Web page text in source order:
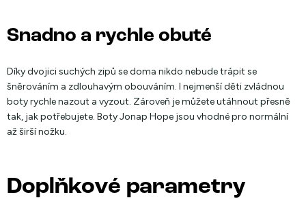
Snadno a rychle obuté
Díky dvojici suchých zipů se doma nikdo nebude trápit se
šněrováním a zdlouhavým obouváním. I nejmenší děti zvládnou
boty rychle nazout a vyzout. Zároveň je můžete utáhnout přesně
tak, jak potřebujete. Boty Jonap Hope jsou vhodné pro normální
až širší nožku.
Doplňkové parametry